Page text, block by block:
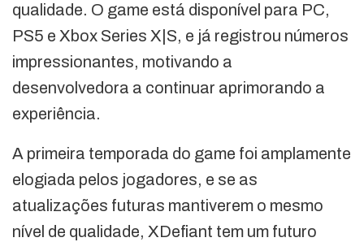
qualidade. O game está disponível para PC,
PS5 e Xbox Series X|S, e já registrou números
impressionantes, motivando a
desenvolvedora a continuar aprimorando a
experiência.
A primeira temporada do game foi amplamente
elogiada pelos jogadores, e se as
atualizações futuras mantiverem o mesmo
nível de qualidade, XDefiant tem um futuro